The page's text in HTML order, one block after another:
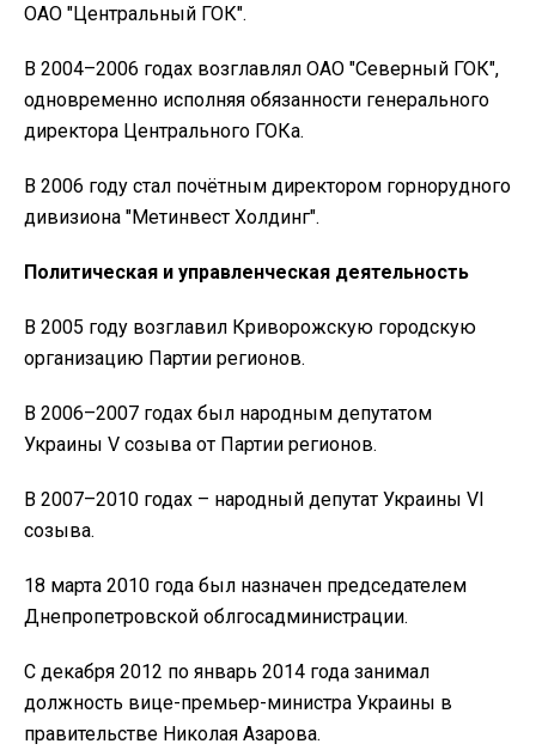
ОАО "Центральный ГОК".
В 2004–2006 годах возглавлял ОАО "Северный ГОК",
одновременно исполняя обязанности генерального
директора Центрального ГОКа.
В 2006 году стал почётным директором горнорудного
дивизиона "Метинвест Холдинг".
Политическая и управленческая деятельность
В 2005 году возглавил Криворожскую городскую
организацию Партии регионов.
В 2006–2007 годах был народным депутатом
Украины V созыва от Партии регионов.
В 2007–2010 годах – народный депутат Украины VI
созыва.
18 марта 2010 года был назначен председателем
Днепропетровской облгосадминистрации.
С декабря 2012 по январь 2014 года занимал
должность вице-премьер-министра Украины в
правительстве Николая Азарова.